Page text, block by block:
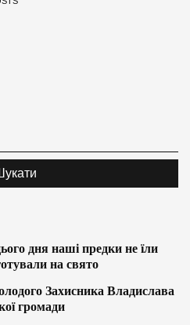
дня наші предки не їли
на свято
Захисника Владислава
громади